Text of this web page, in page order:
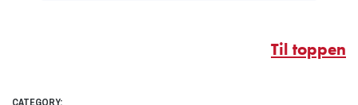
Til toppen
CATEGORY: